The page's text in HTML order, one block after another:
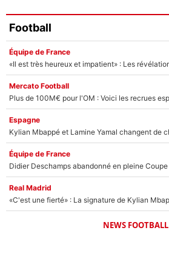
Football
Équipe de France
Mercato Football
Espagne
Équipe de France
Real Madrid
NEWS FOOTBALL